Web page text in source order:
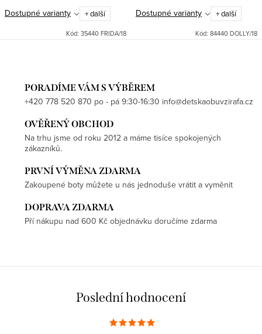
Dostupné varianty + další
Kód: 35440 FRIDA/18
Dostupné varianty + další
Kód: 84440 DOLLY/18
PORADÍME VÁM S VÝBĚREM
+420 778 520 870 po - pá 9:30-16:30 info@detskaobuvzirafa.cz
OVĚŘENÝ OBCHOD
Na trhu jsme od roku 2012 a máme tisíce spokojených
zákazníků.
PRVNÍ VÝMĚNA ZDARMA
Zakoupené boty můžete u nás jednoduše vrátit a vyměnit
DOPRAVA ZDARMA
Pří nákupu nad 600 Kč objednávku doručíme zdarma
Poslední hodnocení